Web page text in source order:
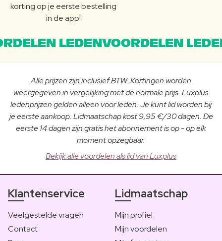
korting op je eerste bestelling
in de app!
LEDENVOORDELEN
Alle prijzen zijn inclusief BTW. Kortingen worden
weergegeven in vergelijking met de normale prijs. Luxplus
ledenprijzen gelden alleen voor leden. Je kunt lid worden bij
je eerste aankoop. Lidmaatschap kost 9,95 €/30 dagen. De
eerste 14 dagen zijn gratis het abonnement is op - op elk
moment opzegbaar.
Bekijk alle voordelen als lid van Luxplus
Klantenservice
Veelgestelde vragen
Contact
Lidmaatschap
Mijn profiel
Mijn voordelen